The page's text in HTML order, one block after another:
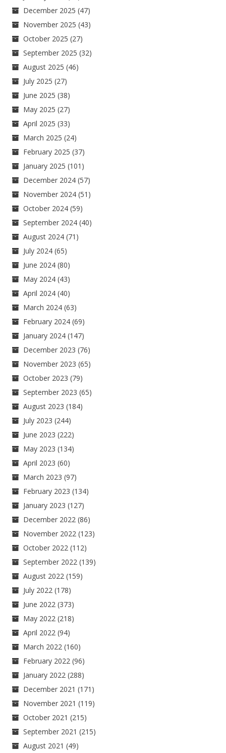
December 2025 (47)
November 2025 (43)
October 2025 (27)
September 2025 (32)
August 2025 (46)
July 2025 (27)
June 2025 (38)
May 2025 (27)
April 2025 (33)
March 2025 (24)
February 2025 (37)
January 2025 (101)
December 2024 (57)
November 2024 (51)
October 2024 (59)
September 2024 (40)
August 2024 (71)
July 2024 (65)
June 2024 (80)
May 2024 (43)
April 2024 (40)
March 2024 (63)
February 2024 (69)
January 2024 (147)
December 2023 (76)
November 2023 (65)
October 2023 (79)
September 2023 (65)
August 2023 (184)
July 2023 (244)
June 2023 (222)
May 2023 (134)
April 2023 (60)
March 2023 (97)
February 2023 (134)
January 2023 (127)
December 2022 (86)
November 2022 (123)
October 2022 (112)
September 2022 (139)
August 2022 (159)
July 2022 (178)
June 2022 (373)
May 2022 (218)
April 2022 (94)
March 2022 (160)
February 2022 (96)
January 2022 (288)
December 2021 (171)
November 2021 (119)
October 2021 (215)
September 2021 (215)
August 2021 (49)